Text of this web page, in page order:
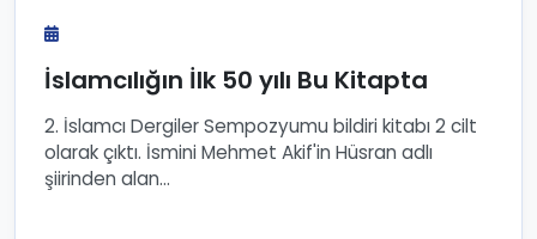
İslamcılığın İlk 50 yılı Bu Kitapta
2. İslamcı Dergiler Sempozyumu bildiri kitabı 2 cilt
olarak çıktı. İsmini Mehmet Akif'in Hüsran adlı
şiirinden alan...